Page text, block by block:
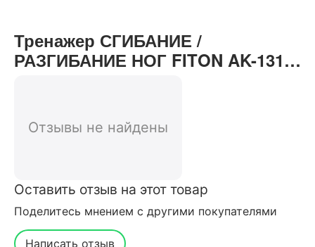
Тренажер СГИБАНИЕ /
РАЗГИБАНИЕ НОГ FITON AK-1314
магазина
Отзывы не найдены
Оставить отзыв на этот товар
Поделитесь мнением с другими покупателями
Написать отзыв